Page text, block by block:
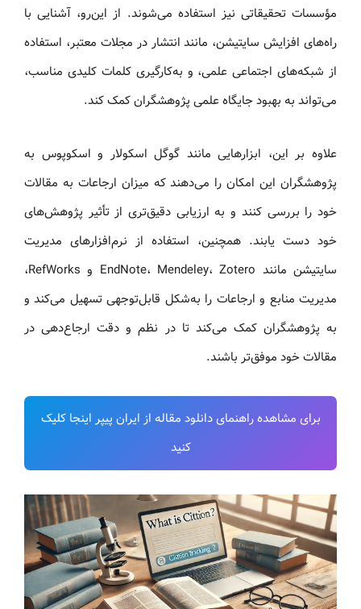
مؤسسات تحقیقاتی نیز استفاده می‌شوند. از این‌رو، آشنایی با
راه‌های افزایش سایتیشن، مانند انتشار در مجلات معتبر، استفاده
از شبکه‌های اجتماعی علمی، و به‌کارگیری کلمات کلیدی مناسب،
می‌تواند به بهبود جایگاه علمی پژوهشگران کمک کند.
علاوه بر این، ابزارهایی مانند گوگل اسکولار و اسکوپوس به
پژوهشگران این امکان را می‌دهند که میزان ارجاعات به مقالات
خود را بررسی کنند و به ارزیابی دقیق‌تری از تأثیر پژوهش‌های
خود دست یابند. همچنین، استفاده از نرم‌افزارهای مدیریت
سایتیشن مانند EndNote، Mendeley، Zotero و RefWorks،
مدیریت منابع و ارجاعات را به‌شکل قابل‌توجهی تسهیل می‌کند و
به پژوهشگران کمک می‌کند تا در نظم و دقت ارجاع‌دهی در
مقالات خود موفق‌تر باشند.
برای مشاهده راهنمای دانلود مقاله از ایران پیپر اینجا کلیک
کنید